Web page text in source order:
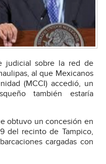
judicial sobre la red de
al que Mexicanos
(MCCI) accedió, un
también estaría
obtuvo un concesión en
del recinto de Tampico,
cargadas con